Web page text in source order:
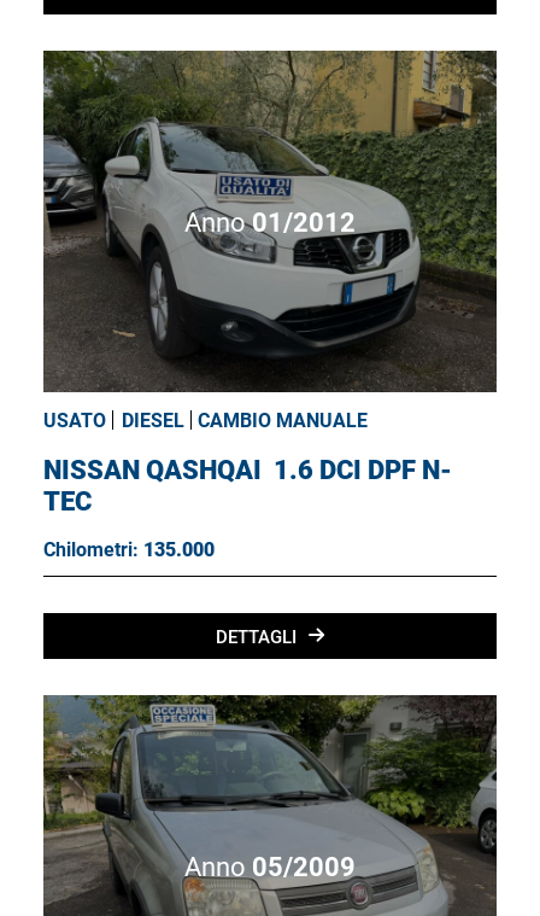
Anno01/2012
USATO DIESEL CAMBIO MANUALE
NISSAN QASHQAI 1.6 DCI DPF N-
TEC
Chilometri: 135.000
DETTAGLI
Anno 05/2009